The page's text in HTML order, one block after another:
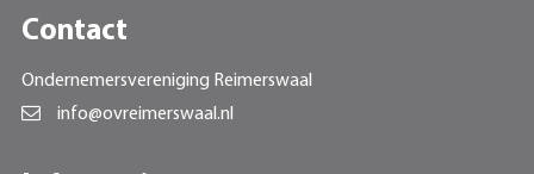
Contact
Ondernemersvereniging Reimerswaal
info@ovreimerswaal.nl